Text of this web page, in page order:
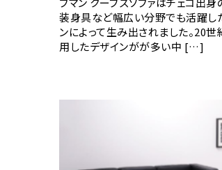
装身具など幅広い分野でも活躍し
ンによって生み出されました。20
用したデザインがが多い中 […]